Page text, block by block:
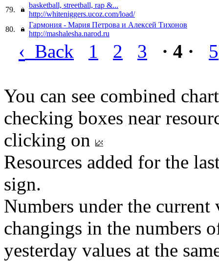
79.
basketball, streetball, rap &...
http://whiteniggers.ucoz.com/load/
80.
Гармония - Мария Петрова и Алексей Тихонов
http://mashalesha.narod.ru
‹ Back 1 2 3 · 4 · 5
You can see combined
checking boxes near
clicking on
Resources added for the
sign.
Numbers under the
changings in the numbers
yesterday values at the